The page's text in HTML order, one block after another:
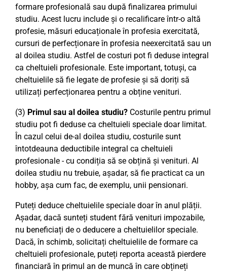
formare profesională sau după finalizarea primului
studiu. Acest lucru include și o recalificare într-o altă
profesie, măsuri educaționale în profesia exercitată,
cursuri de perfecționare în profesia neexercitată sau un
al doilea studiu. Astfel de costuri pot fi deduse integral
ca cheltuieli profesionale. Este important, totuși, ca
cheltuielile să fie legate de profesie și să doriți să
utilizați perfecționarea pentru a obține venituri.
(3) Primul sau al doilea studiu? Costurile pentru primul
studiu pot fi deduse ca cheltuieli speciale doar limitat.
În cazul celui de-al doilea studiu, costurile sunt
întotdeauna deductibile integral ca cheltuieli
profesionale - cu condiția să se obțină și venituri. Al
doilea studiu nu trebuie, așadar, să fie practicat ca un
hobby, așa cum fac, de exemplu, unii pensionari.
Puteți deduce cheltuielile speciale doar în anul plății.
Așadar, dacă sunteți student fără venituri impozabile,
nu beneficiați de o deducere a cheltuielilor speciale.
Dacă, în schimb, solicitați cheltuielile de formare ca
cheltuieli profesionale, puteți reporta această pierdere
financiară în primul an de muncă în care obțineți